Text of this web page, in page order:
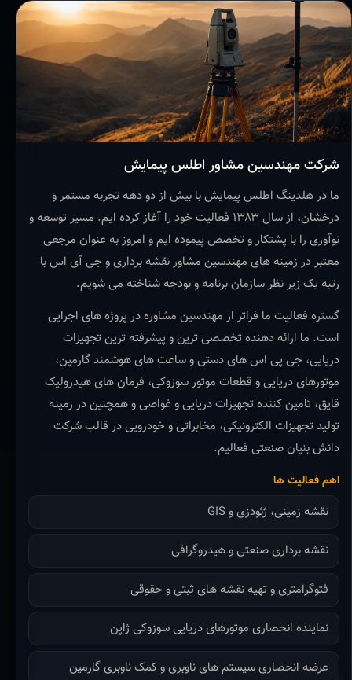
شرکت مهندسین مشاور اطلس پیمایش
ما در هلدینگ اطلس پیمایش با بیش از دو دهه تجربه مستمر و
درخشان، از سال ۱۳۸۳ فعالیت خود را آغاز کرده ایم. مسیر توسعه و
نوآوری را با پشتکار و تخصص پیموده ایم و امروز به عنوان مرجعی
معتبر در زمینه های مهندسین مشاور نقشه برداری و جی آی اس با
رتبه یک زیر نظر سازمان برنامه و بودجه شناخته می شویم.
گستره فعالیت ما فراتر از مهندسین مشاوره در پروژه های اجرایی
است. ما ارائه دهنده تخصصی ترین و پیشرفته ترین تجهیزات
دریایی، جی پی اس های دستی و ساعت های هوشمند گارمین،
موتورهای دریایی و قطعات موتور سوزوکی، فرمان های هیدرولیک
قایق، تامین کننده تجهیزات دریایی و غواصی و همچنین در زمینه
تولید تجهیزات الکترونیکی، مخابراتی و خودرویی در قالب شرکت
دانش بنیان صنعتی فعالیم.
اهم فعالیت ها
نقشه زمینی، ژئودزی و GIS
نقشه برداری صنعتی و هیدروگرافی
فتوگرامتری و تهیه نقشه های ثبتی و حقوقی
نماینده انحصاری موتورهای دریایی سوزوکی ژاپن
عرضه انحصاری سیستم های ناوبری و کمک ناوبری گارمین